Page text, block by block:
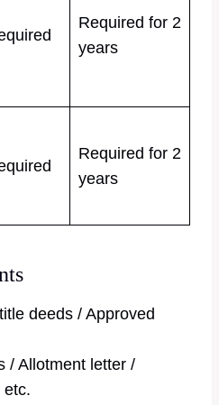
Required for 2
years
Required for 2
years
deeds / Approved
/ Allotment letter /
etc.